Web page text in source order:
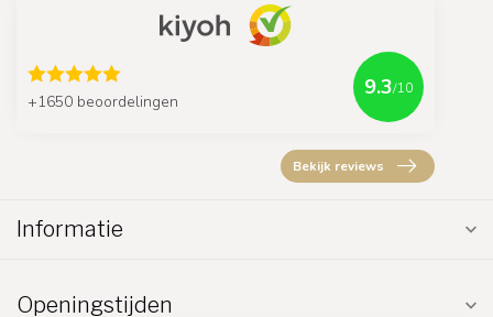
+1650 beoordelingen
9.3/10
Bekijk reviews
Informatie
Openingstijden